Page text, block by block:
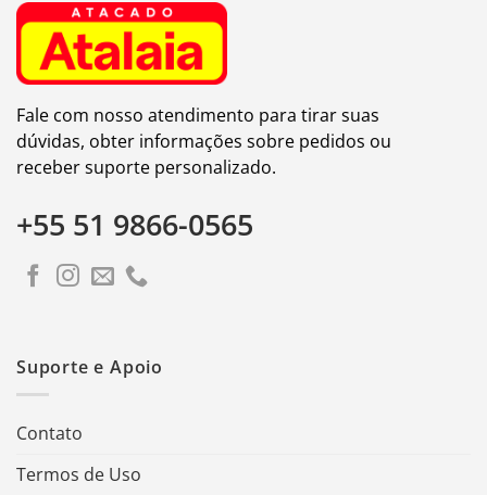
Fale com nosso atendimento para tirar suas
dúvidas, obter informações sobre pedidos ou
receber suporte personalizado.
+55 51 9866-0565
Suporte e Apoio
Contato
Termos de Uso